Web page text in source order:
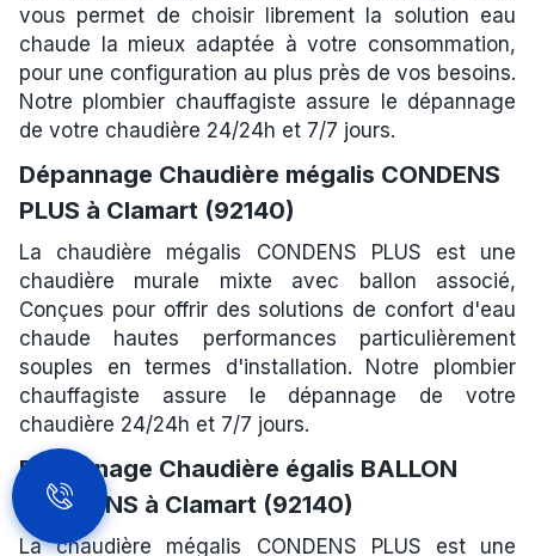
vous permet de choisir librement la solution eau
chaude la mieux adaptée à votre consommation,
pour une configuration au plus près de vos besoins.
Notre plombier chauffagiste assure le dépannage
de votre chaudière 24/24h et 7/7 jours.
Dépannage Chaudière mégalis CONDENS
PLUS à Clamart (92140)
La chaudière mégalis CONDENS PLUS est une
chaudière murale mixte avec ballon associé,
Conçues pour offrir des solutions de confort d'eau
chaude hautes performances particulièrement
souples en termes d'installation. Notre plombier
chauffagiste assure le dépannage de votre
chaudière 24/24h et 7/7 jours.
Dépannage Chaudière égalis BALLON
CONDENS à Clamart (92140)
La chaudière mégalis CONDENS PLUS est une